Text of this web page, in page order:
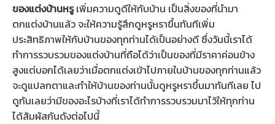
ของแต่งบ้านหรูเพิ่มความดูดีให้กับบ้าน เป็นสิ่งของที่นำมา
ตกแต่งบ้านแล้ว จะให้ความรู้สึกดูหรูหราขึ้นทันทีเพิ่ม
ประสิทธิภาพให้กับบ้านของทุกท่านได้เป็นอย่างดี ซึ่งวันนี้เราได้
ทำการรวบรวมของแต่งบ้านที่ถือได้ว่าเป็นของที่มีราคาค่อนข้าง
สูงแต่บอกได้เลยว่าเมื่อตกแต่งเข้าไปภายในบ้านของทุกท่านแล้ว
จะดูแปลกตาและทำให้บ้านของท่านนั้นดูหรูหราขึ้นมาทันทีเลย ไป
ดูกันเลยว่ามีของอะไรบ้างที่เราได้ทำการรวบรวมมาไว้ให้ทุกท่าน
ได้สัมผัสกันดังต่อไปนี้